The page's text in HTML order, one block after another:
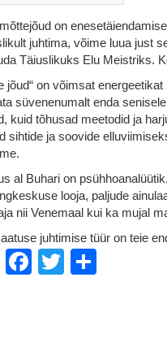
on
juhtima, võime luua just
Täiuslikuks Elu Meistriks.
jõud“ on võimsat
süvenenumalt enda
kuid tõhusad meetodid ja
sihtide ja soovide
al Buhari on
looja, paljude
nii Venemaal kui ka mujal
juhtimise tüür on teie
ShareFacebook
Twitter